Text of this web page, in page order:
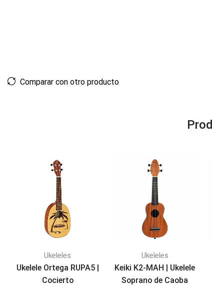
Comparar con otro producto
Ukeleles
Ukelele Ortega RUPA5 |
Cocierto
Ukeleles
Keiki K2-MAH | Ukelele
Soprano de Caoba